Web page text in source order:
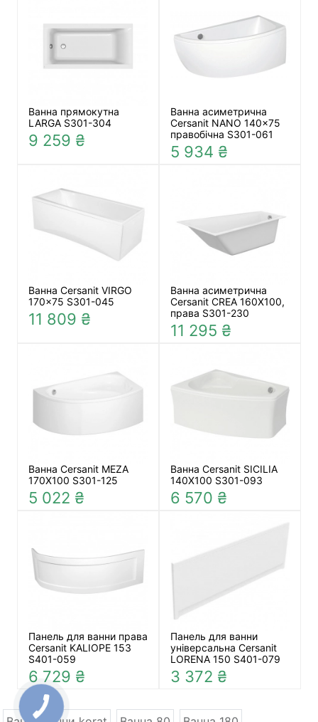
Ванна прямокутна
LARGA S301-304
9 259 ₴
Ванна асиметрична
Cersanit NANO 140x75
правобічна S301-061
5 934 ₴
Ванна Cersanit VIRGO
170×75 S301-045
11 809 ₴
Ванна асиметрична
Cersanit CREA 160X100,
права S301-230
11 295 ₴
Ванна Cersanit MEZA
170X100 S301-125
5 022 ₴
Ванна Cersanit SICILIA
140Х100 S301-093
6 570 ₴
Панель для ванни права
Cersanit KALIOPE 153
S401-059
6 729 ₴
Панель для ванни
універсальна Cersanit
LORENA 150 S401-079
3 372 ₴